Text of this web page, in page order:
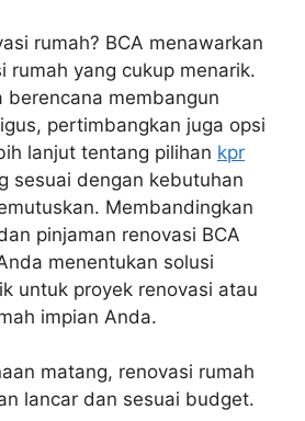
rumah? BCA menawarkan
rumah yang cukup menarik.
berencana membangun
pertimbangkan juga opsi
lanjut tentang pilihan kpr
sesuai dengan kebutuhan
Membandingkan
pinjaman renovasi BCA
menentukan solusi
untuk proyek renovasi atau
impian Anda.
matang, renovasi rumah
lancar dan sesuai budget.